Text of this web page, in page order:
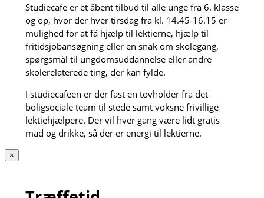
Studiecafe er et åbent tilbud til alle unge fra 6. klasse
og op, hvor der hver tirsdag fra kl. 14.45-16.15 er
mulighed for at få hjælp til lektierne, hjælp til
fritidsjobansøgning eller en snak om skolegang,
spørgsmål til ungdomsuddannelse eller andre
skolerelaterede ting, der kan fylde.
I studiecafeen er der fast en tovholder fra det
boligsociale team til stede samt voksne frivillige
lektiehjælpere. Der vil hver gang være lidt gratis
mad og drikke, så der er energi til lektierne.
×